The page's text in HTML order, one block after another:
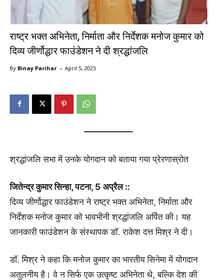
राष्ट्र भक्त अभिनेता, निर्माता और निर्देशक मनोज कुमार को
दिव्य जीर्णोद्धार फाउंडेशन ने दी श्रद्धांजलि
By Binay Parihar - April 5, 2025
श्रद्धांजलि सभा में उनके योगदान को बताया गया प्रेरणास्रोत
जितेन्द्र कुमार सिन्हा, पटना, 5 अप्रैल ::
दिव्य जीर्णोद्धार फाउंडेशन ने राष्ट्र भक्त अभिनेता, निर्माता और
निर्देशक मनोज कुमार को भावभीनी श्रद्धांजलि अर्पित की। यह
जानकारी फाउंडेशन के संस्थापक डॉ. राकेश दत्त मिश्र ने दी।
डॉ. मिश्र ने कहा कि मनोज कुमार का भारतीय सिनेमा में योगदान
अतुलनीय है। वे न सिर्फ एक उत्कृष्ट अभिनेता थे, बल्कि देश की